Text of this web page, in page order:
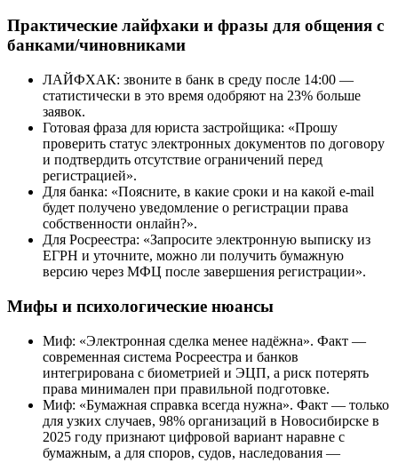
Практические лайфхаки и фразы для общения с
банками/чиновниками
ЛАЙФХАК: звоните в банк в среду после 14:00 —
статистически в это время одобряют на 23% больше
заявок.
Готовая фраза для юриста застройщика: «Прошу
проверить статус электронных документов по договору
и подтвердить отсутствие ограничений перед
регистрацией».
Для банка: «Поясните, в какие сроки и на какой e-mail
будет получено уведомление о регистрации права
собственности онлайн?».
Для Росреестра: «Запросите электронную выписку из
ЕГРН и уточните, можно ли получить бумажную
версию через МФЦ после завершения регистрации».
Мифы и психологические нюансы
Миф: «Электронная сделка менее надёжна». Факт —
современная система Росреестра и банков
интегрирована с биометрией и ЭЦП, а риск потерять
права минимален при правильной подготовке.
Миф: «Бумажная справка всегда нужна». Факт — только
для узких случаев, 98% организаций в Новосибирске в
2025 году признают цифровой вариант наравне с
бумажным, а для споров, судов, наследования —